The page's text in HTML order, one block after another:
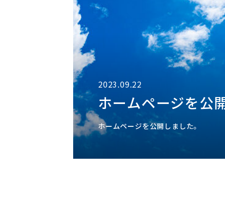
2023.09.22
ホームページを公
ホームページを公開しました。